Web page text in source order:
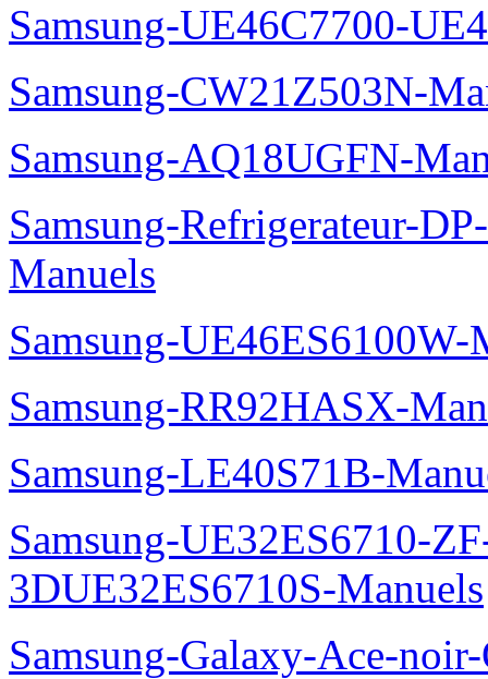
Samsung-UE46C7700-
Samsung-CW21Z503N-
Samsung-AQ18UGFN-
Samsung-Refrigerateur-
Manuels
Samsung-UE46ES6100W-
Samsung-RR92HASX-
Samsung-LE40S71B-
Samsung-UE32ES6710-
3DUE32ES6710S-Manuels
Samsung-Galaxy-Ace-